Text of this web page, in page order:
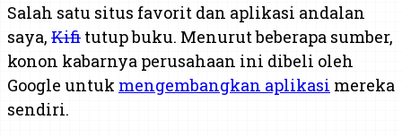
Salah satu situs favorit dan aplikasi andalan
saya, Kifi tutup buku. Menurut beberapa sumber,
konon kabarnya perusahaan ini dibeli oleh
Google untuk mengembangkan aplikasi mereka
sendiri.